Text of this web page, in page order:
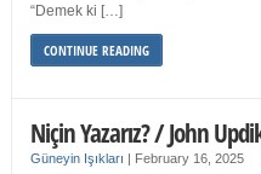
“Demek ki […]
CONTINUE READING
Niçin Yazarız? / John
Güneyin Işıkları | February 16, 2025